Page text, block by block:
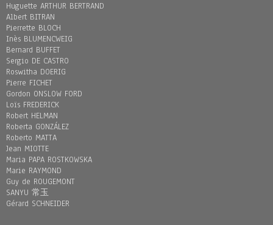
Huguette ARTHUR BERTRAND
Albert BITRAN
Pierrette BLOCH
Inès BLUMENCWEIG
Bernard BUFFET
Sergio DE CASTRO
Roswitha DOERIG
Pierre FICHET
Gordon ONSLOW FORD
Loïs FREDERICK
Robert HELMAN
Roberta GONZÁLEZ
Roberto MATTA
Jean MIOTTE
Maria PAPA ROSTKOWSKA
Marie RAYMOND
Guy de ROUGEMONT
SANYU 常玉
Gérard SCHNEIDER